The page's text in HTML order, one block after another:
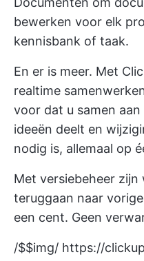
bewerken voor elk
kennisbank of taak.
En er is meer. Met
realtime
voor dat u samen
ideeën deelt en
nodig is, allemaal op
Met versiebeheer
teruggaan naar
een cent. Geen
/$$img/ https://